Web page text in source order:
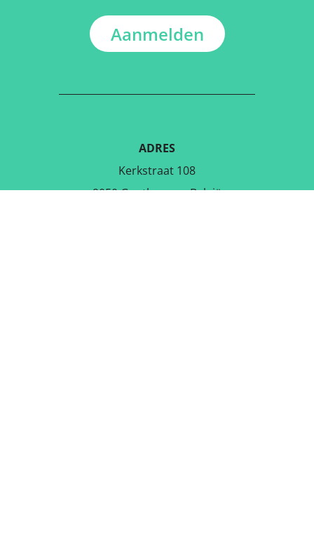
Aanmelden
ADRES
Kerkstraat 108
9050 Gentbrugge, België